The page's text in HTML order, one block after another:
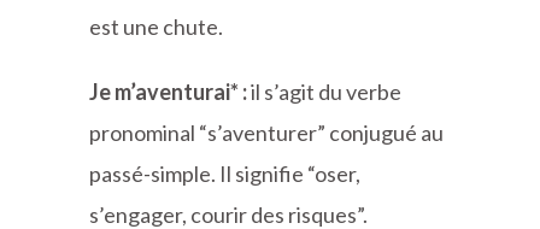
est une chute.
Je m’aventurai* :il s’agit du verbe
pronominal “s’aventurer” conjugué au
passé-simple. Il signifie “oser,
s’engager, courir des risques”.